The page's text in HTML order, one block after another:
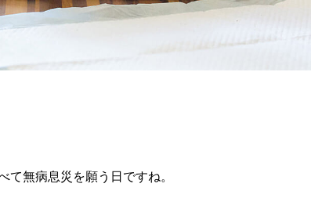
て無病息災を願う日ですね。